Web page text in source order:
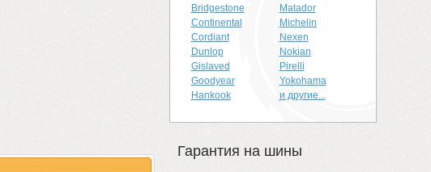
Bridgestone
Continental
Cordiant
Dunlop
Gislaved
Goodyear
Hankook
Matador
Michelin
Nexen
Nokian
Pirelli
Yokohama
и другие...
Гарантия на шины